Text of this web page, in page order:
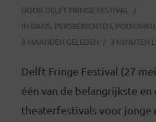
DOOR DELFT FRINGE FESTIVAL
IN DANS, PERSBERICHTEN,
3 MAANDEN GELEDEN
3 MINUTEN
Delft Fringe Festival (27
één van de belangrijkste
theaterfestivals voor jonge